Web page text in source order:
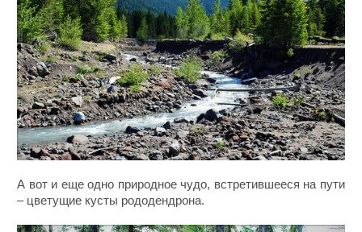
А вот и еще одно природное чудо, встретившееся на пути
– цветущие кусты рододендрона.